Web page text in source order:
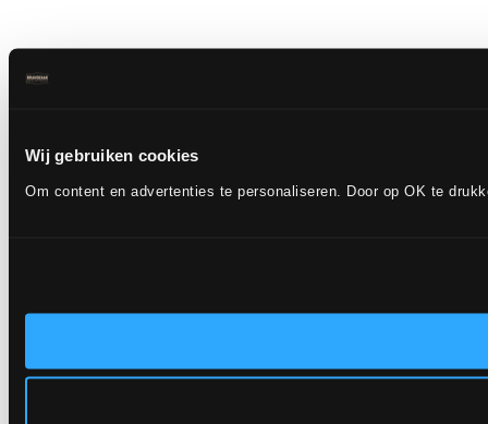
Wij gebruiken cookies
Om content en advertenties te personaliseren. Door op OK te